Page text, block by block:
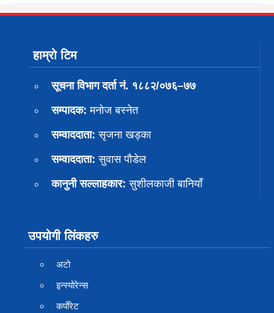
हाम्रो टिम
सूचना विभाग दर्ता नं. १८८२/०७६–७७
सम्पादक: मनोज बस्नेत
सम्वाददाता: सृजना खड्का
सम्वाददाता: सुवास पाैडेल
कानुनी सल्लाहकार: सुशीलकाजी बानियाँ
उपयोगी लिंकहरु
अटो
इन्स्योरेन्स
कर्पाेरेट